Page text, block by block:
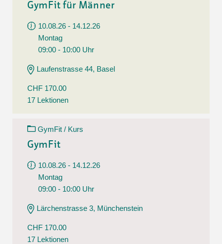
GymFit für Männer
10.08.26 - 14.12.26
Montag
09:00 - 10:00 Uhr
Laufenstrasse 44, Basel
CHF 170.00
17 Lektionen
GymFit / Kurs
GymFit
10.08.26 - 14.12.26
Montag
09:00 - 10:00 Uhr
Lärchenstrasse 3, Münchenstein
CHF 170.00
17 Lektionen